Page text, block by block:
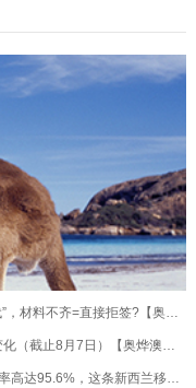
> USCIS 新政落地：美国移民告别 “补件兜底时代”，材料不齐=直接拒签?【奥烨移民资讯】
> 官方出炉｜澳大利亚各类签证审理进度及最新变化（截止8月7日）【奥烨澳洲移民资讯】
> 13.45万人涌入新西兰，华人净增1.18万！获批率高达95.6%，这条新西兰移民通道藏不住了！【奥烨移民资讯】